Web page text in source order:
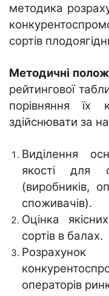
методика
сортів
Методичні
рейтингової
порівняння їх
здійснювати за
Виділення
якості для
(виробників,
споживачів).
Оцінка
сортів в балах.
Розрахунок
операторів